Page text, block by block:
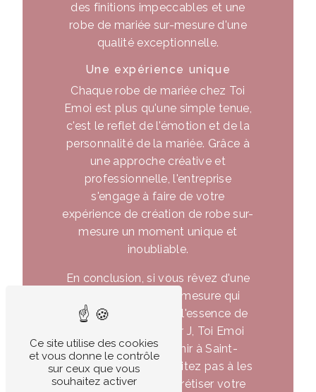
des finitions impeccables et une
robe de mariée sur-mesure d'une
qualité exceptionnelle.
Une expérience unique
Chaque robe de mariée chez Toi
Emoi est plus qu'une simple tenue,
c'est le reflet de l'émotion et de la
personnalité de la mariée. Grâce à
une approche créative et
professionnelle, l'entreprise
s'engage à faire de votre
expérience de création de robe sur-
mesure un moment unique et
inoubliable.
En conclusion, si vous rêvez d'une
robe de mariée sur-mesure qui
saura capturer toute l'essence de
votre bonheur le jour J, Toi Emoi
est l'adresse à retenir à Saint-
Rémy-l'Honoré. N'hésitez pas à les
contacter pour concrétiser votre
Ce site utilise des cookies
et vous donne le contrôle
sur ceux que vous
souhaitez activer